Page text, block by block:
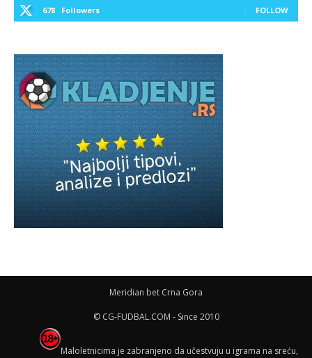
678 Followers FOLLOW
Meridian bet Crna Gora
© CG-FUDBAL.COM - Since 2010
Maloletnicima je zabranjeno da učestvuju u igrama na sreću,